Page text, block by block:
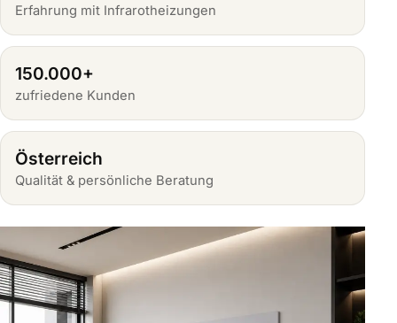
Erfahrung mit Infrarotheizungen
150.000+
zufriedene Kunden
Österreich
Qualität & persönliche Beratung